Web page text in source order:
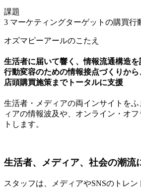
課題
3 マーケティングターゲットの購買行
オズマピーアールのこたえ
生活者に届いて響く、情報流通構造を
行動変容のための情報接点づくりから
店頭購買施策までトータルに支援
生活者・メディアの両インサイトを
ィアの情報波及や、オンライン・オ
トします。
生活者、メディア、社会の潮流
スタッフは、メディアやSNSのトレ